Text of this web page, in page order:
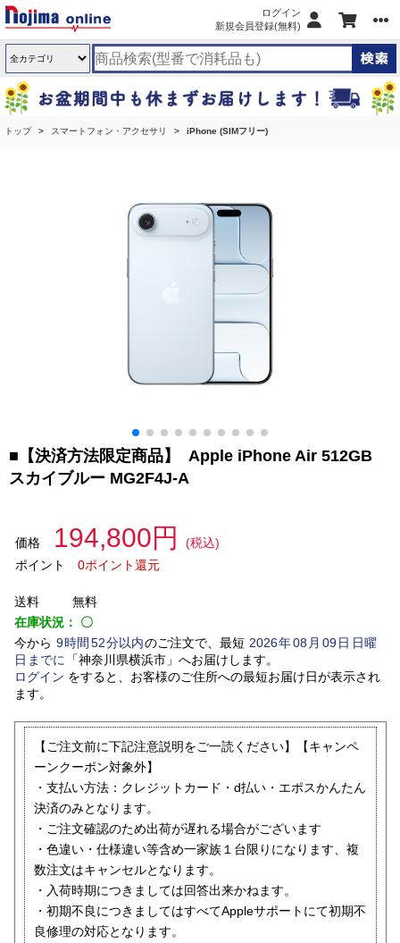
ログイン
新規会員登録(無料)
トップ スマートフォン・アクセサリ iPhone (SIMフリー)
■【決済方法限定商品】 Apple iPhone Air 512GB
スカイブルー MG2F4J-A
価格 194,800円
(税込)
ポイント
0ポイント還元
送料
無料
在庫状況： 〇
今から 9時間 52分以内のご注文で、最短 2026年08 月 09日日曜
日 までに 「神奈川県横浜市」 へお届けします。
ログイン をすると、お客様のご住所への最短お届け日が表示され
ます。
【ご注文前に下記注意説明をご一読ください】【キャンペ
ーンクーポン対象外】
・支払い方法：クレジットカード・d払い・エポスかんたん
決済のみとなります。
・ご注文確認のため出荷が遅れる場合がございます
・色違い・仕様違い等含め一家族１台限りになります、複
数注文はキャンセルとなります。
・入荷時期につきましては回答出来かねます。
・初期不良につきましてはすべてAppleサポートにて初期不
良修理の対応となります。